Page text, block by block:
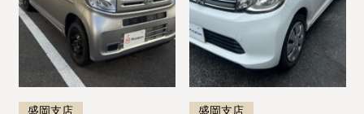
盛岡支店 盛岡支店